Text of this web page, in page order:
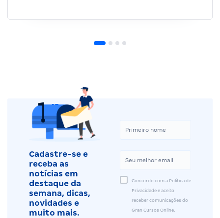
Cadastre-se e
receba as
notícias em
destaque da
semana, dicas,
novidades e
muito mais.
Concordo com a Política de
Privacidade e aceito
receber comunicações do
Gran Cursos Online.